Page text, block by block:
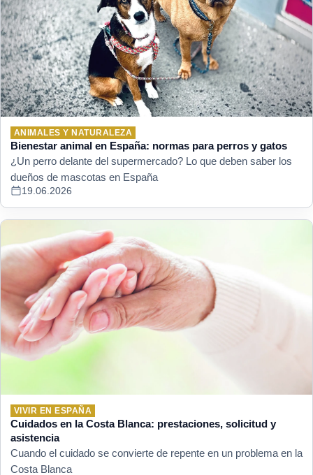
ANIMALES Y NATURALEZA
Bienestar animal en España: normas para perros y gatos
¿Un perro delante del supermercado? Lo que deben saber los
dueños de mascotas en España
19.06.2026
VIVIR EN ESPAÑA
Cuidados en la Costa Blanca: prestaciones, solicitud y
asistencia
Cuando el cuidado se convierte de repente en un problema en la
Costa Blanca